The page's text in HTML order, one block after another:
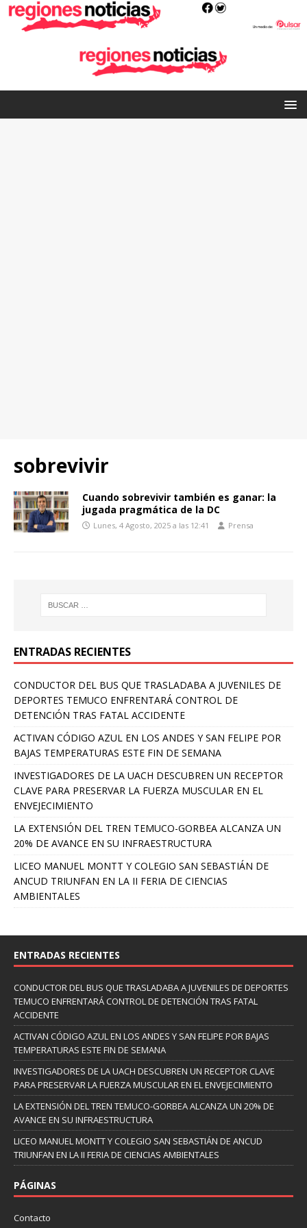
sobrevivir
Cuando sobrevivir también es ganar: la
jugada pragmática de la DC
Lunes, 4 Agosto, 2025 a las 12:41 Prensa
ENTRADAS RECIENTES
CONDUCTOR DEL BUS QUE TRASLADABA A JUVENILES DE
DEPORTES TEMUCO ENFRENTARÁ CONTROL DE
DETENCIÓN TRAS FATAL ACCIDENTE
ACTIVAN CÓDIGO AZUL EN LOS ANDES Y SAN FELIPE POR
BAJAS TEMPERATURAS ESTE FIN DE SEMANA
INVESTIGADORES DE LA UACH DESCUBREN UN RECEPTOR
CLAVE PARA PRESERVAR LA FUERZA MUSCULAR EN EL
ENVEJECIMIENTO
LA EXTENSIÓN DEL TREN TEMUCO-GORBEA ALCANZA UN
20% DE AVANCE EN SU INFRAESTRUCTURA
LICEO MANUEL MONTT Y COLEGIO SAN SEBASTIÁN DE
ANCUD TRIUNFAN EN LA II FERIA DE CIENCIAS
AMBIENTALES
ENTRADAS RECIENTES
CONDUCTOR DEL BUS QUE TRASLADABA A JUVENILES DE DEPORTES
TEMUCO ENFRENTARÁ CONTROL DE DETENCIÓN TRAS FATAL
ACCIDENTE
ACTIVAN CÓDIGO AZUL EN LOS ANDES Y SAN FELIPE POR BAJAS
TEMPERATURAS ESTE FIN DE SEMANA
INVESTIGADORES DE LA UACH DESCUBREN UN RECEPTOR CLAVE
PARA PRESERVAR LA FUERZA MUSCULAR EN EL ENVEJECIMIENTO
LA EXTENSIÓN DEL TREN TEMUCO-GORBEA ALCANZA UN 20% DE
AVANCE EN SU INFRAESTRUCTURA
LICEO MANUEL MONTT Y COLEGIO SAN SEBASTIÁN DE ANCUD
TRIUNFAN EN LA II FERIA DE CIENCIAS AMBIENTALES
PÁGINAS
Contacto